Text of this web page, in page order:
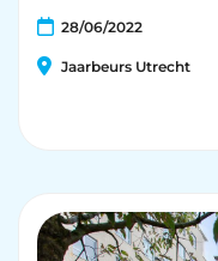
28/06/2022
Jaarbeurs Utrecht